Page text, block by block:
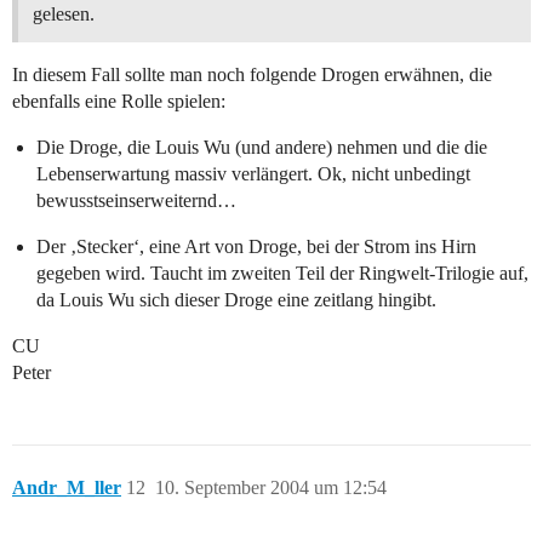
gelesen.
In diesem Fall sollte man noch folgende Drogen erwähnen, die
ebenfalls eine Rolle spielen:
Die Droge, die Louis Wu (und andere) nehmen und die die
Lebenserwartung massiv verlängert. Ok, nicht unbedingt
bewusstseinserweiternd…
Der ‚Stecker‘, eine Art von Droge, bei der Strom ins Hirn
gegeben wird. Taucht im zweiten Teil der Ringwelt-Trilogie auf,
da Louis Wu sich dieser Droge eine zeitlang hingibt.
CU
Peter
Andr_M_ller 10. September 2004 um 12:54
12